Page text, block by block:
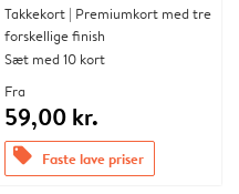
Takkekort | Premiumkort med tre
forskellige finish
Sæt med 10 kort
Fra
59,00 kr.
offers Faste lave priser